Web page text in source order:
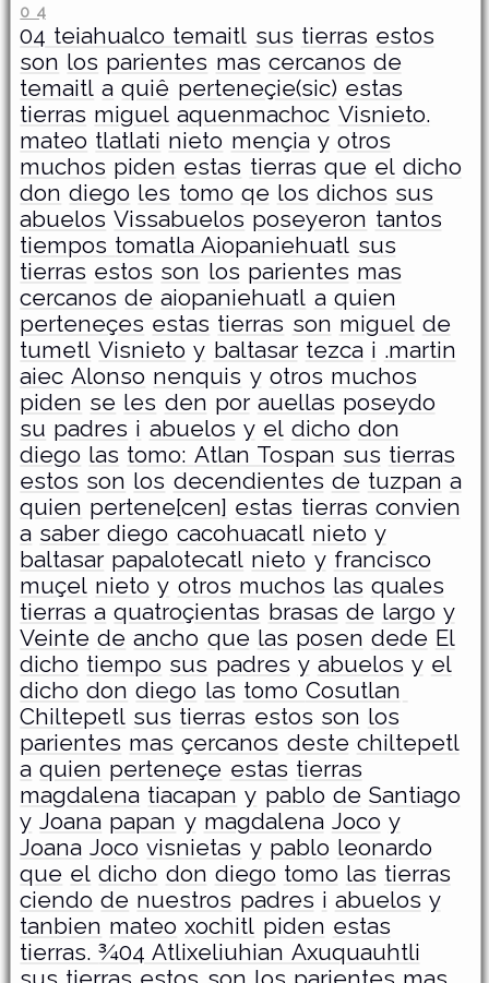
0 4
­04 teiahualco temaitl sus tierras estos
son los parientes mas cercanos de
temaitl a quiê perteneçie(sic) estas
tierras miguel aquenmachoc Visnieto.
mateo tlatlati nieto mençia y otros
muchos piden estas tierras que el dicho
don diego les tomo qe los dichos sus
abuelos Vissabuelos poseyeron tantos
tiempos tomatla Aiopaniehuatl sus
tierras estos son los parientes mas
cercanos de aiopaniehuatl a quien
perteneçes estas tierras son miguel de
tumetl Visnieto y baltasar tezca i .martin
aiec Alonso nenquis y otros muchos
piden se les den por auellas poseydo
su padres i abuelos y el dicho don
diego las tomo: Atlan Tospan sus tierras
estos son los decendientes de tuzpan a
quien pertene[cen] estas tierras convien
a saber diego cacohuacatl nieto y
baltasar papalotecatl nieto y francisco
muçel nieto y otros muchos las quales
tierras a quatroçientas brasas de largo y
Veinte de ancho que las posen dede El
dicho tiempo sus padres y abuelos y el
dicho don diego las tomo Cosutlan
Chiltepetl sus tierras estos son los
parientes mas çercanos deste chiltepetl
a quien perteneçe estas tierras
magdalena tiacapan y pablo de Santiago
y Joana papan y magdalena Joco y
Joana Joco visnietas y pablo leonardo
que el dicho don diego tomo las tierras
ciendo de nuestros padres i abuelos y
tanbien mateo xochitl piden estas
tierras. ¾04 Atlixeliuhian Axuquauhtli